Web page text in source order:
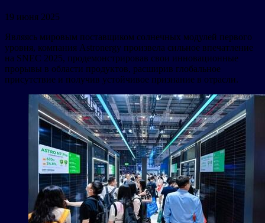
19 июня 2025
Являясь мировым поставщиком солнечных модулей первого
уровня, компания Astronergy произвела сильное впечатление
на SNEC 2025, продемонстрировав свои инновационные
прорывы в области продуктов, расширив глобальное
присутствие и получив устойчивое признание в отрасли.